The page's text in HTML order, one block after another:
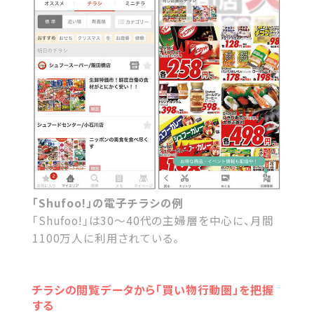
「Shufoo!」の電子チラシの例
「Shufoo!」は30～40代の主婦層を中心に、月間
1100万人に利用されている。
チラシの閲覧データから「買い物行動圏」を把握
する